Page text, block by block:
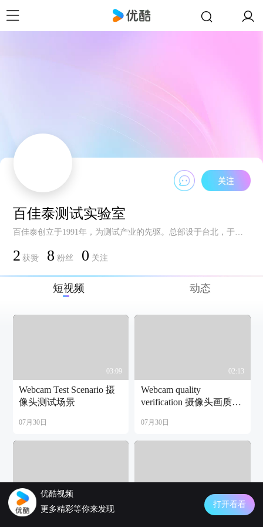
百佳泰测试实验室
百佳泰创立于1991年，为测试产业的先驱。总部设于台北，于深圳、苏州、美国、欧洲、日本、韩国皆有分公司在地化的团队将能够提供客户更快速、方便以及高质量的服务。
2 获赞 8 粉丝 0 关注
短视频 动态
03:09
Webcam Test Scenario 摄
像头测试场景
07月30日
02:13
Webcam quality
verification 摄像头画质实
07月30日
AVAI for DB Portable
02:01
Camera control by Mini
优酷视频
更多精彩等你来发现
打开看看